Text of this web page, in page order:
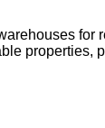
for
properties,